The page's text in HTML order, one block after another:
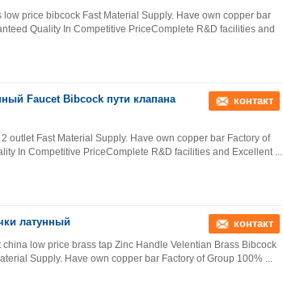
price bibcock Fast Material Supply. Have own copper bar
Quality In Competitive PriceComplete R&D facilities and
Faucet Bibcock пути клапана
контакт
outlet Fast Material Supply. Have own copper bar Factory of
In Competitive PriceComplete R&D facilities and Excellent ...
латунный контакт
low price brass tap​ Zinc Handle Velentian Brass Bibcock
Supply. Have own copper bar Factory of Group 100% ...